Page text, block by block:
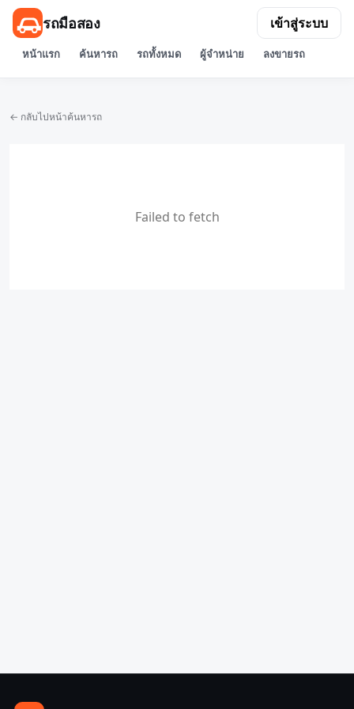
รถมือสอง
หน้าแรก ค้นหารถ รถทั้งหมด ผู้จำหน่าย ลงขายรถ
เข้าสู่ระบบ
← กลับไปหน้าค้นหารถ
Failed to fetch